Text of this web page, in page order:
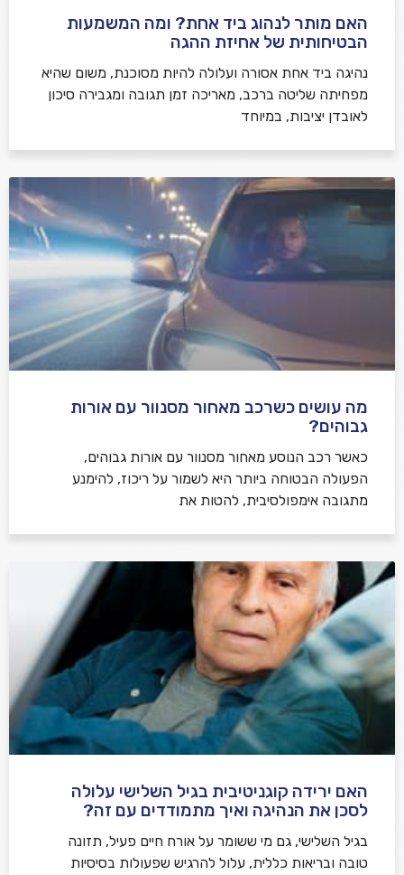
האם מותר לנהוג ביד אחת? ומה המשמעות
הבטיחותית של אחיזת ההגה
נהיגה ביד אחת אסורה ועלולה להיות מסוכנת, משום שהיא
מפחיתה שליטה ברכב, מאריכה זמן תגובה ומגבירה סיכון
לאובדן יציבות, במיוחד
מה עושים כשרכב מאחור מסנוור עם אורות
גבוהים?
כאשר רכב הנוסע מאחור מסנוור עם אורות גבוהים,
הפעולה הבטוחה ביותר היא לשמור על ריכוז, להימנע
מתגובה אימפולסיבית, להטות את
האם ירידה קוגניטיבית בגיל השלישי עלולה
לסכן את הנהיגה ואיך מתמודדים עם זה?
בגיל השלישי, גם מי ששומר על אורח חיים פעיל, תזונה
טובה ובריאות כללית, עלול להרגיש שפעולות בסיסיות